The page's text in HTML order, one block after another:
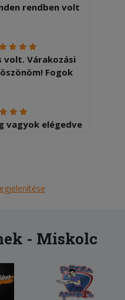
rendben volt
volt. Várakozási
Fogok
vagyok elégedve
kaptam főleg
olyan volt
- Miskolc